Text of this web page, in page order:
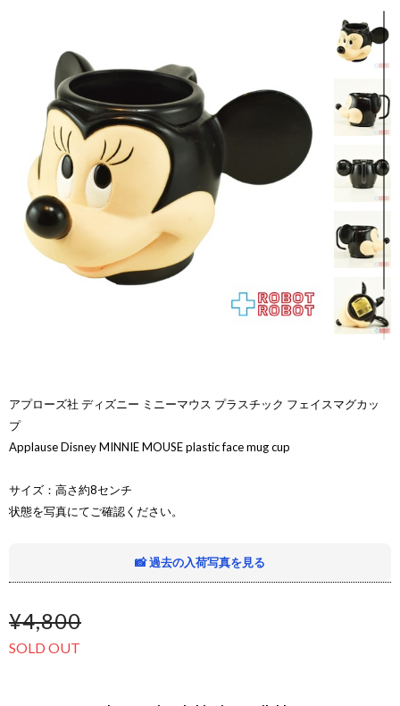
アプローズ社 ディズニー ミニーマウス プラスチック フェイスマグカッ
プ
Applause Disney MINNIE MOUSE plastic face mug cup
サイズ：高さ約8センチ
状態を写真にてご確認ください。
📸 過去の入荷写真を見る
¥4,800
SOLD OUT